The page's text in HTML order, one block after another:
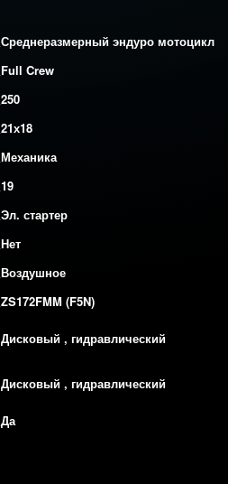
Среднеразмерный эндуро мотоцикл
Full Crew
250
21х18
Механика
19
Эл. стартер
Нет
Воздушное
ZS172FMM (F5N)
Дисковый , гидравлический
Дисковый , гидравлический
Да